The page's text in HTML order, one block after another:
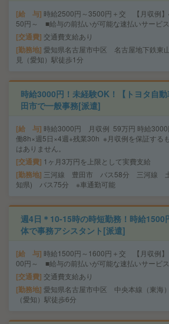
給 与 時給2500円～3500円＋交 【月収例
50円～ ■給与の前払いが可能な速払いサービ
交通費 交通費支給あり
勤務地 愛知県名古屋市中区 名古屋地下鉄東
見（愛知）駅徒歩1分
時給3000円！未経験OK！【トヨタ自
田市で一般事務[派遣]
給 与 時給3000円 月収例 59万円 時給3000
働8h×週5日×4週+残業30h ※月収例を保証する
はありません。
交通費 1ヶ月3万円を上限として実費支給
勤務地 三河線 豊田市 バス58分 三河線
知県) バス75分 ※車通勤可能
週4日＊10-15時の時短勤務！時給1500
体で事務アシスタント[派遣]
給 与 時給1500円～1600円＋交 【月収例
00円～ ■給与の前払いが可能な速払いサービ
交通費 交通費支給あり
勤務地 愛知県名古屋市中区 中央本線（東海
（愛知）駅徒歩6分